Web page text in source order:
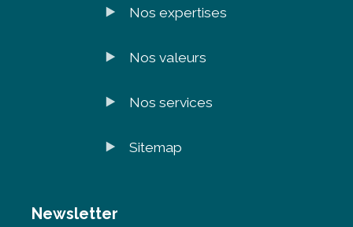
Nos expertises
Nos valeurs
Nos services
Sitemap
Newsletter